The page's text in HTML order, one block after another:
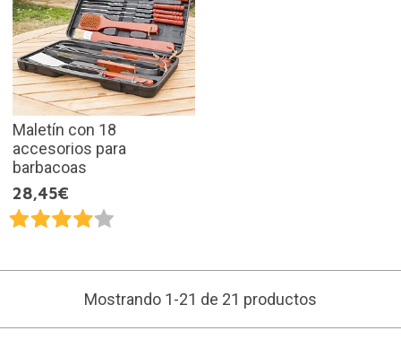
Maletín con 18
accesorios para
barbacoas
28,45€
Mostrando 1-21 de 21 productos